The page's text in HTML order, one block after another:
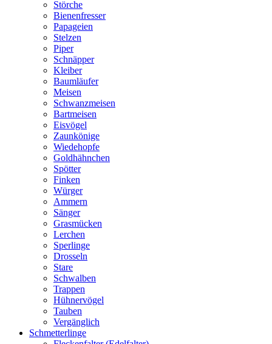
Störche
Bienenfresser
Papageien
Stelzen
Piper
Schnäpper
Kleiber
Baumläufer
Meisen
Schwanzmeisen
Bartmeisen
Eisvögel
Zaunkönige
Wiedehopfe
Goldhähnchen
Spötter
Finken
Würger
Ammern
Sänger
Grasmücken
Lerchen
Sperlinge
Drosseln
Stare
Schwalben
Trappen
Hühnervögel
Tauben
Vergänglich
Schmetterlinge